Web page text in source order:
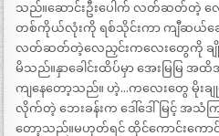
သည်။ဆောင်းဦးပေါက် လတ်ဆတ်တဲ့
တစ်ကိုယ်လုံးကို ရစ်သိုင်းကာ ကျီဆယ်ဆ
လတ်ဆတ်တဲ့လေညှင်းကလေးတွေကို ချို
မိသည်။နှာခေါင်းထိပ်မှာ အေးမြမြ
ကျနေတော့သည်။ ဟဲ့…ကလေးတွေ မိုးချု
လိုက်တဲ့ ဘေးခန်းက ဒေါ်ဒေါ်မြင့် အသံကြာ
တော့သည်။မဟုတ်ရင် ထိုင်ကောင်းကော